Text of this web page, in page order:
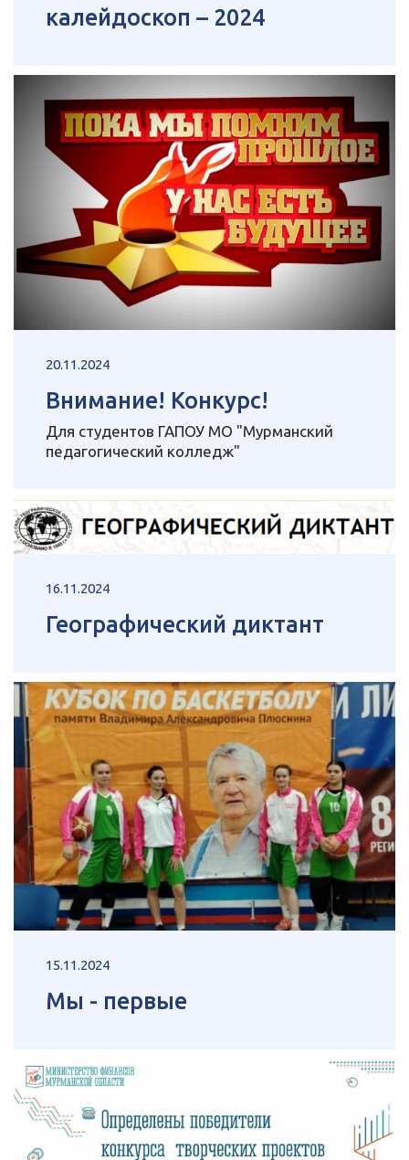
калейдоскоп – 2024
20.11.2024
Внимание! Конкурс!
Для студентов ГАПОУ МО "Мурманский
педагогический колледж"
16.11.2024
Географический диктант
15.11.2024
Мы - первые